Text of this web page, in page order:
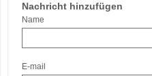
Nachricht hinzufügen
Name
E-mail